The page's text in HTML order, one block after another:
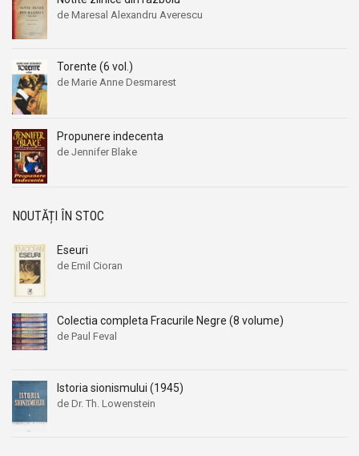
de Maresal Alexandru Averescu
Torente (6 vol.)
de Marie Anne Desmarest
Propunere indecenta
de Jennifer Blake
NOUTĂȚI ÎN STOC
Eseuri
de Emil Cioran
Colectia completa Fracurile Negre (8 volume)
de Paul Feval
Istoria sionismului (1945)
de Dr. Th. Lowenstein